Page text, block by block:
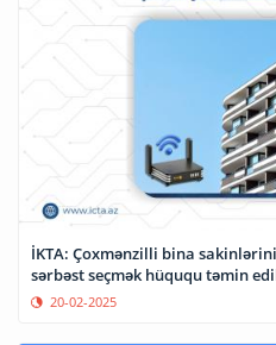
İKTA: Çoxmənzilli bina
sərbəst seçmək hüququ təmin
20-02-2025